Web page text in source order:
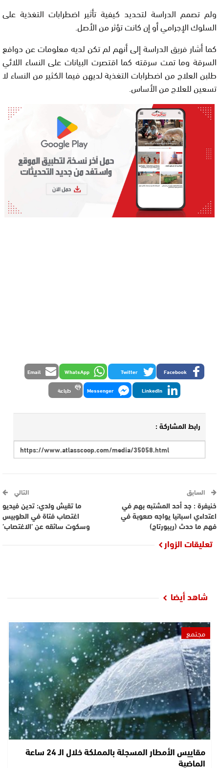
ولم تصمم الدراسة لتحديد كيفية تأثير اضطرابات التغذية على
السلوك الإجرامي أو إن كانت تؤثر من الأصل.
كما أشار فريق الدراسة إلى أنهم لم تكن لديه معلومات عن دوافع
السرقة وما تمت سرقته كما اقتصرت البيانات على النساء اللائي
طلبن العلاج من اضطرابات التغذية لديهن فيما الكثير من النساء لا
تسعين للعلاج من الأساس.
Facebook
Twitter
WhatsApp
Email
LinkedIn
Messenger طباعة
رابط المشاركة :
السابق
خنيفرة : جد أحد المشتبه بهم في
اعتداءي اسبانيا يواجه صعوبة في
فهم ما حدث (ريبورتاج)
التالي
ما تقيش ولدي: تدين فيديو
اغتصاب فتاة في الطوبيس
وسكوت سائقه عن ’الاغتصاب’
تعليقات الزوار
شاهد أيضا
مجتمع
مقاييس الأمطار المسجلة بالمملكة خلال الـ 24 ساعة
الماضية